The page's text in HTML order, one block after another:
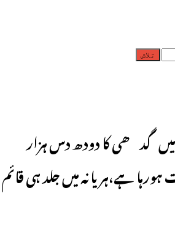
میں گدھی کا دودھ دس ہزار
ہے،ہریانہ میں جلد ہی قائم